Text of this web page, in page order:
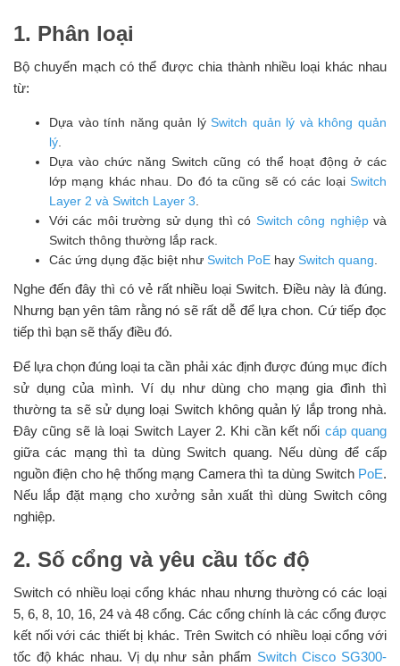
1. Phân loại
Bộ chuyển mạch có thể được chia thành nhiều loại khác nhau
từ:
Dựa vào tính năng quản lýSwitch quản lý và không quản
lý
Dựa vào chức năng Switch cũng có thể hoạt động ở các
lớp mạng khác nhau. Do đó ta cũng sẽ có các loại Switch
Layer 2 và Switch Layer 3
Với các môi trường sử dụng thì có Switch công nghiệpvà
Switch thông thường lắp rack.
Các ứng dụng đặc biệt như Switch PoE hay Switch quang
Nghe đến đây thì có vẻ rất nhiều loại Switch. Điều này là đúng.
Nhưng bạn yên tâm rằng nó sẽ rất dễ để lựa chon. Cứ tiếp đọc
tiếp thì bạn sẽ thấy điều đó.
Để lựa chọn đúng loại ta cần phải xác định được đúng mục đích
sử dụng của mình. Ví dụ như dùng cho mạng gia đình thì
thường ta sẽ sử dụng loại Switch không quản lý lắp trong nhà.
Đây cũng sẽ là loại Switch Layer 2. Khi cần kết nối cáp quang
giữa các mạng thì ta dùng Switch quang. Nếu dùng để cấp
nguồn điện cho hệ thống mạng Camera thì ta dùng Switch PoE.
Nếu lắp đặt mạng cho xưởng sản xuất thì dùng Switch công
nghiệp.
2. Số cổng và yêu cầu tốc độ
Switch có nhiều loại cổng khác nhau nhưng thường có các loại
5, 6, 8, 10, 16, 24 và 48 cổng. Các cổng chính là các cổng được
kết nối với các thiết bị khác. Trên Switch có nhiều loại cổng với
tốc độ khác nhau. Vị dụ như sản phẩm Switch Cisco SG300-